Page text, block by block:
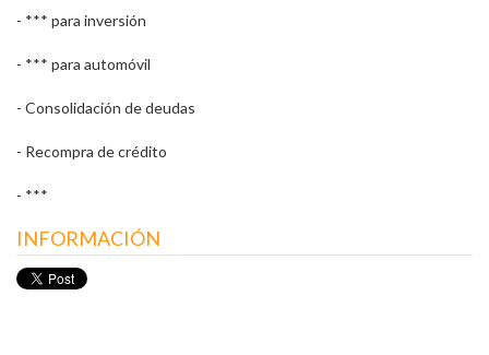
- *** para inversión
- *** para automóvil
- Consolidación de deudas
- Recompra de crédito
- ***
INFORMACIÓN